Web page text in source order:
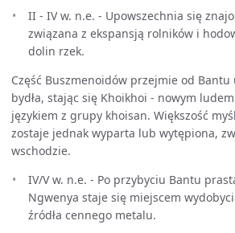
II - IV w. n.e. - Upowszechnia się
związana z ekspansją rolników i
dolin rzek.
Część Buszmenoidów przejmie od
bydła, stając się Khoikhoi - nowym
językiem z grupy khoisan. Większość
zostaje jednak wyparta lub wytępiona,
wschodzie.
IV/V w. n.e. - Po przybyciu Bantu
Ngwenya staje się miejscem
źródła cennego metalu.